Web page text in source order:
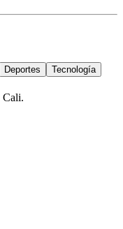
Deportes
Tecnología
Cali.